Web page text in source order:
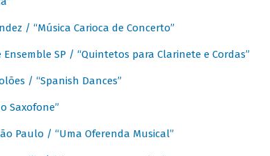
/ “Música Carioca de Concerto”
SP / “Quintetos para Clarinete e Cordas”
/ “Spanish Dances”
Saxofone”
Paulo / “Uma Oferenda Musical”